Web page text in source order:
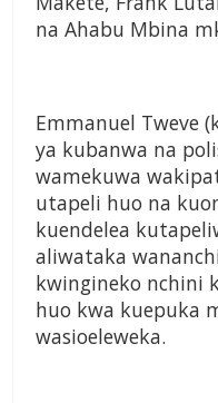
na Ahabu Mbina
Emmanuel Tweve
ya kubanwa na
wamekuwa
utapeli huo na
kuendelea
aliwataka
kwingineko nchini
huo kwa kuepuka
wasioeleweka.